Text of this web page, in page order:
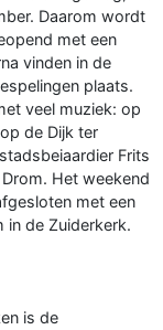
Daarom wordt
met een
vinden in de
plaats.
veel muziek: op
de Dijk ter
Frits
Het weekend
met een
in de Zuiderkerk.
is de